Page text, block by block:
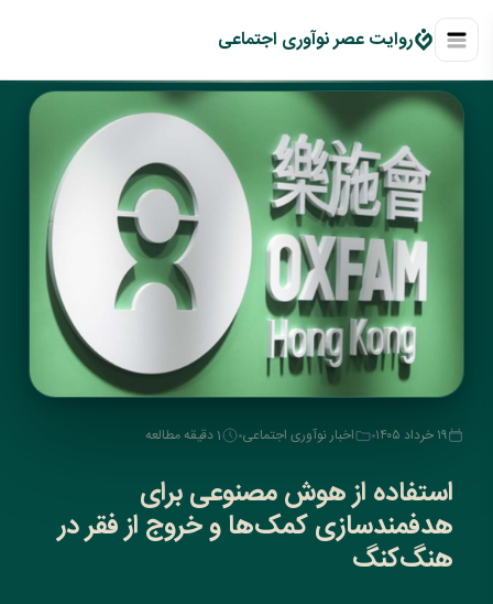
روايت عصر نوآوری اجتماعی
۱۹ خرداد ۱۴۰۵ اخبار نوآوری اجتماعی 1 دقیقه مطالعه
استفاده از هوش مصنوعی برای
هدفمندسازی کمک‌ها و خروج از فقر در
هنگ‌کنگ